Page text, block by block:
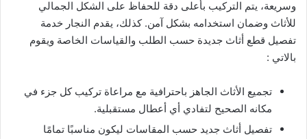
وسريعة، يتم التركيب بأعلى دقة للحفاظ على الشكل الجمالي
للأثاث وضمان استخدامه بشكل آمن. كذلك، يقدم النجار خدمة
تفصيل قطع أثاث جديدة حسب الطلب والقياسات الخاصة ويقوم
بالاتي :
تجميع الأثاث الجاهز باحترافية مع مراعاة تركيب كل جزء في
مكانه الصحيح لتفادي أي أعطال مستقبلية.
تفصيل أثاث جديد حسب المقاسات ليكون مناسبًا تمامًا